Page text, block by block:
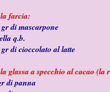
farcia:
di mascarpone
q.b.
di cioccolato al latte
glassa a specchio al cacao (la
di panna